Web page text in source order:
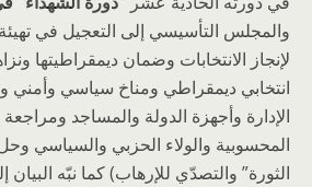
والمجلس التأسيسي إلى التعجيل في
لإنجاز الانتخابات وضمان ديمقراطيتها
انتخابي ديمقراطي ومناخ سياسي وأمني
الإدارة وأجهزة الدولة والمساجد ومراجعة
المحسوبية والولاء الحزبي والسياسي
الثورة” والتصدّي للإرهاب) كما نبّه البيان